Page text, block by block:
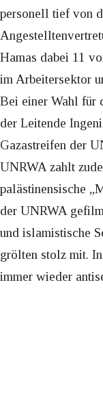
personell tief von
Hamas dabei 11
im Arbeitersektor
Bei einer Wahl für
der Leitende
Gazastreifen der
UNRWA zahlt
palästinensische
der UNRWA
und islamistische
grölten stolz mit.
immer wieder